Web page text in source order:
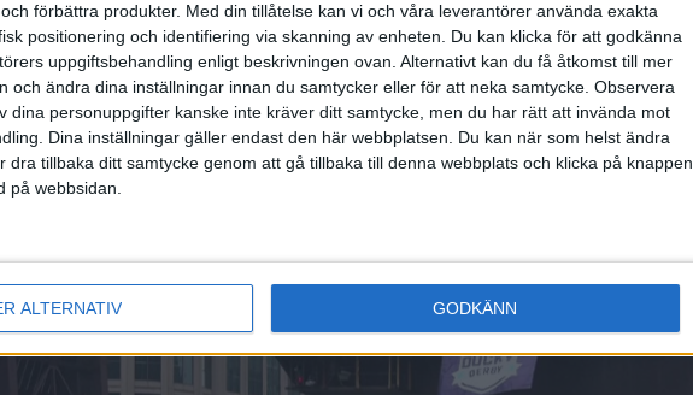
förbättra produkter. Med din tillåtelse kan vi och våra leverantörer använda exakta
positionering och identifiering via skanning av enheten. Du kan klicka för att godkänna
uppgiftsbehandling enligt beskrivningen ovan. Alternativt kan du få åtkomst till mer
och ändra dina inställningar innan du samtycker eller för att neka samtycke. Observera
dina personuppgifter kanske inte kräver ditt samtycke, men du har rätt att invända mot
Dina inställningar gäller endast den här webbplatsen. Du kan när som helst ändra
dra tillbaka ditt samtycke genom att gå tillbaka till denna webbplats och klicka på knappen
på webbsidan.
ALTERNATIV GODKÄNN
Period 3
J. Mornsjo
(ass.J. Karlsson) 54:00
A. Carlsson
(ass.F. Svensson) 59:00